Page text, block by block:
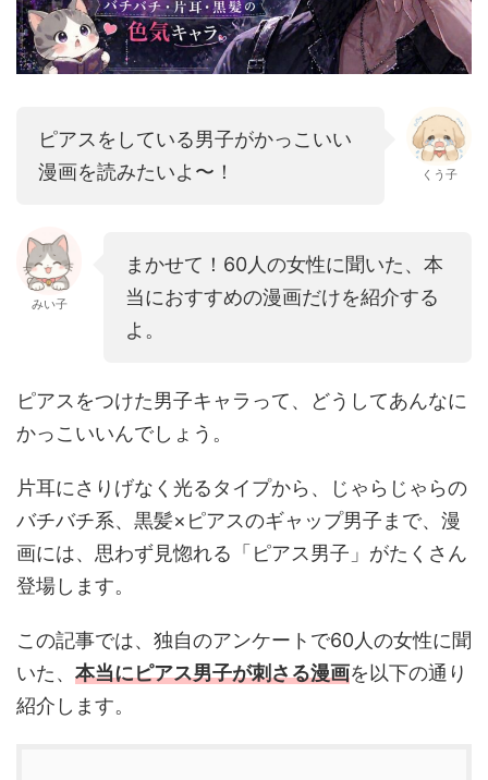
ピアスをしている男子がかっこいい
漫画を読みたいよ〜！
くう子
みい子
まかせて！60人の女性に聞いた、本
当におすすめの漫画だけを紹介する
よ。
ピアスをつけた男子キャラって、どうしてあんなに
かっこいいんでしょう。
片耳にさりげなく光るタイプから、じゃらじゃらの
バチバチ系、黒髪×ピアスのギャップ男子まで、漫
画には、思わず見惚れる「ピアス男子」がたくさん
登場します。
この記事では、独自のアンケートで60人の女性に聞
いた、 本当にピアス男子が刺さる漫画を以下の通り
紹介します。